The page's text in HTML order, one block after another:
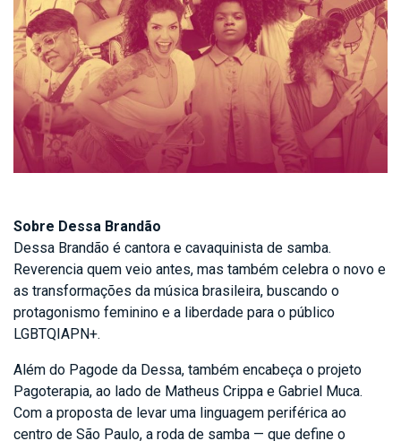
Sobre Dessa Brandão
Dessa Brandão é cantora e cavaquinista de samba.
Reverencia quem veio antes, mas também celebra o novo e
as transformações da música brasileira, buscando o
protagonismo feminino e a liberdade para o público
LGBTQIAPN+.
Além do Pagode da Dessa, também encabeça o projeto
Pagoterapia, ao lado de Matheus Crippa e Gabriel Muca.
Com a proposta de levar uma linguagem periférica ao
centro de São Paulo, a roda de samba — que define o